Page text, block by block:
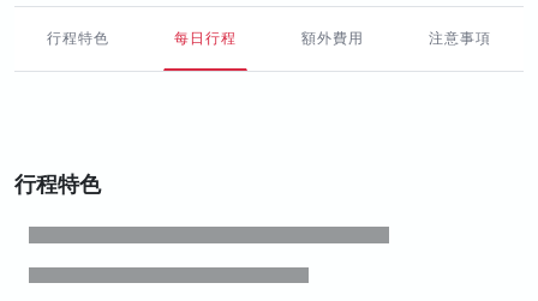
行程特色 每日行程 額外費用 注意事項
行程特色